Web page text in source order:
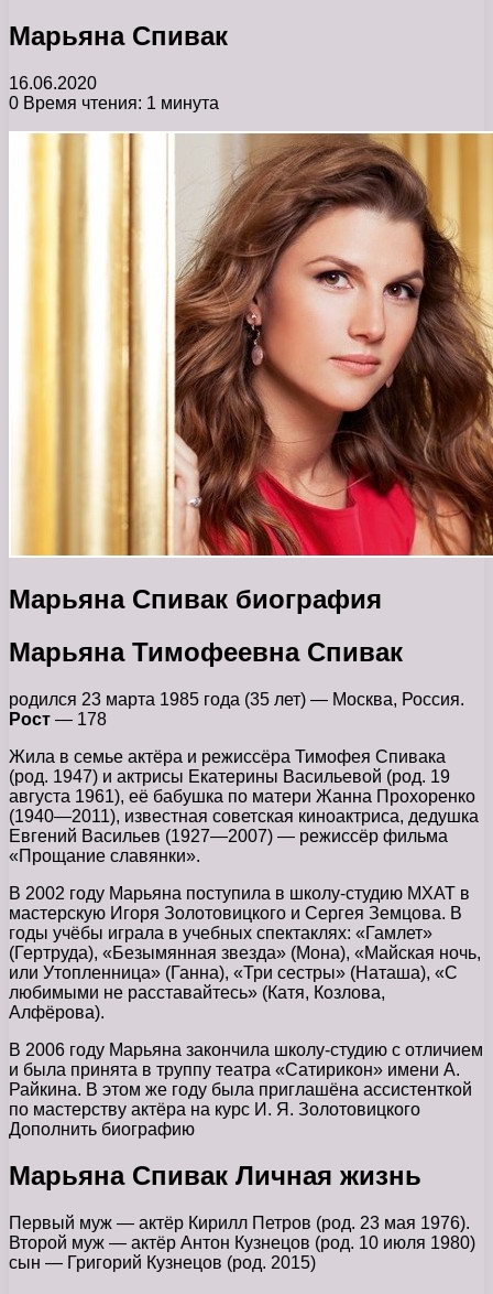
Марьяна Спивак
16.06.2020
0 Время чтения: 1 минута
Марьяна Спивак биография
Марьяна Тимофеевна Спивак
родился 23 марта 1985 года (35 лет) — Москва, Россия.
Рост — 178
Жила в семье актёра и режиссёра Тимофея Спивака
(род. 1947) и актрисы Екатерины Васильевой (род. 19
августа 1961), её бабушка по матери Жанна Прохоренко
(1940—2011), известная советская киноактриса, дедушка
Евгений Васильев (1927—2007) — режиссёр фильма
«Прощание славянки».
В 2002 году Марьяна поступила в школу-студию МХАТ в
мастерскую Игоря Золотовицкого и Сергея Земцова. В
годы учёбы играла в учебных спектаклях: «Гамлет»
(Гертруда), «Безымянная звезда» (Мона), «Майская ночь,
или Утопленница» (Ганна), «Три сестры» (Наташа), «С
любимыми не расставайтесь» (Катя, Козлова,
Алфёрова).
В 2006 году Марьяна закончила школу-студию с отличием
и была принята в труппу театра «Сатирикон» имени А.
Райкина. В этом же году была приглашёна ассистенткой
по мастерству актёра на курс И. Я. Золотовицкого
Дополнить биографию
Марьяна Спивак Личная жизнь
Первый муж — актёр Кирилл Петров (род. 23 мая 1976).
Второй муж — актёр Антон Кузнецов (род. 10 июля 1980)
сын — Григорий Кузнецов (род. 2015)